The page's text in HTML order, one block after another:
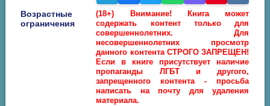
Возрастные
ограничения
(18+) Внимание! Книга может
содержать контент только для
совершеннолетних. Для
несовершеннолетних просмотр
данного контента СТРОГО ЗАПРЕЩЕН!
Если в книге присутствует наличие
пропаганды ЛГБТ и другого,
запрещенного контента - просьба
написать на почту для удаления
материала.